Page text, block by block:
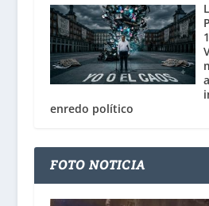
enredo político
FOTO NOTICIA